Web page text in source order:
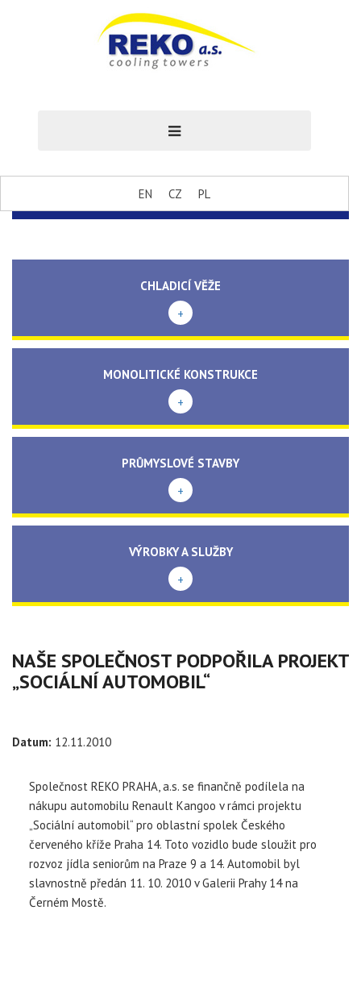
EN CZ PL
CHLADICÍ VĚŽE
+
MONOLITICKÉ KONSTRUKCE
+
PRŮMYSLOVÉ STAVBY
+
VÝROBKY A SLUŽBY
+
NAŠE SPOLEČNOST PODPOŘILA PROJEKT
„SOCIÁLNÍ AUTOMOBIL“
Datum: 12.11.2010
Společnost REKO PRAHA, a.s. se finančně podílela na
nákupu automobilu Renault Kangoo v rámci projektu
„Sociální automobil“ pro oblastní spolek Českého
červeného kříže Praha 14. Toto vozidlo bude sloužit pro
rozvoz jídla seniorům na Praze 9 a 14. Automobil byl
slavnostně předán 11. 10. 2010 v Galerii Prahy 14 na
Černém Mostě.